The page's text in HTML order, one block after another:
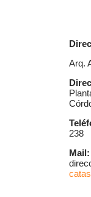
Arq.
238
Mail: